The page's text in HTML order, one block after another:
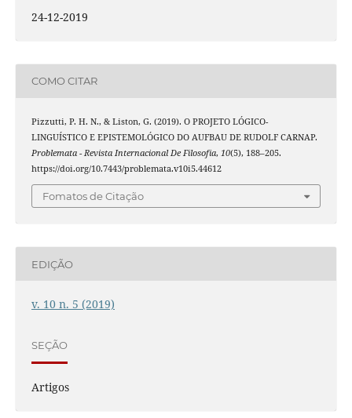
24-12-2019
COMO CITAR
Pizzutti, P. H. N., & Liston, G. (2019). O PROJETO LÓGICO-
LINGUÍSTICO E EPISTEMOLÓGICO DO AUFBAU DE RUDOLF CARNAP.
Problemata - Revista Internacional De Filosofia, 10(5), 188–205.
https://doi.org/10.7443/problemata.v10i5.44612
Fomatos de Citação
EDIÇÃO
v. 10 n. 5 (2019)
SEÇÃO
Artigos